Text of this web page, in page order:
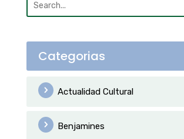
Categorias
Actualidad Cultural
Benjamines